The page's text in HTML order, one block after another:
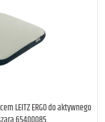
3
LEITZ ERGO do aktywnego